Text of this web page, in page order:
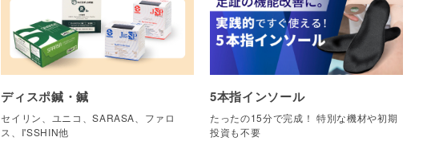
ディスポ鍼・鍼
セイリン、ユニコ、SARASA、ファロ
ス、I'SSHIN他
5本指インソール
たったの15分で完成！ 特別な機材や初期
投資も不要